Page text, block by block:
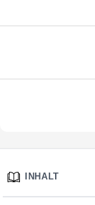
INHALT